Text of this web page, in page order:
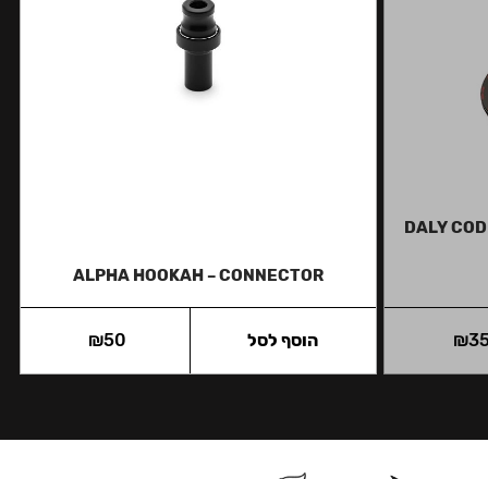
DALY
₪
ALPHA HOOKAH – CONNECTOR
₪50 הוסף לסל